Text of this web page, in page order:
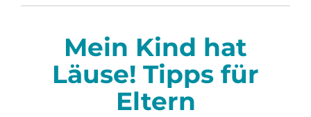
Mein Kind hat
Läuse! Tipps für
Eltern